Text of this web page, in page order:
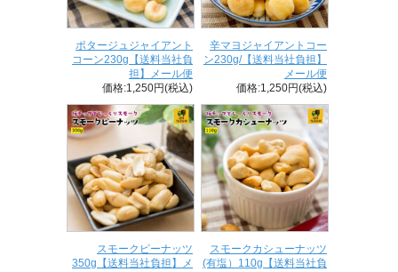
ポタージュジャイアント
コーン230g【送料当社負
担】メール便
価格:1,250円(税込)
辛マヨジャイアントコー
ン230g/【送料当社負担】
メール便
価格:1,250円(税込)
スモークピーナッツ
350g【送料当社負担】メ
スモークカシューナッツ
(有塩）110g【送料当社負